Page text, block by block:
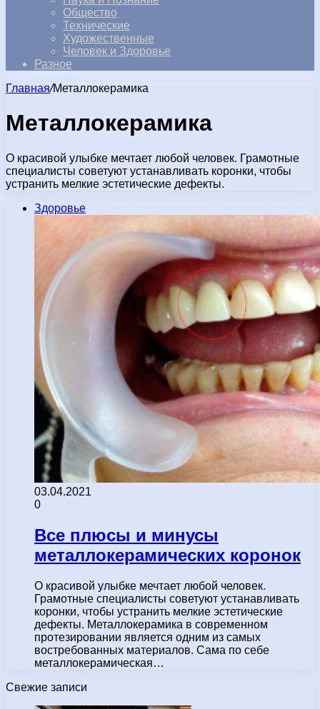
Общество
Технические
Художественные
Человек и Здоровье
Разное
Главная/Металлокерамика
Металлокерамика
О красивой улыбке мечтает любой человек. Грамотные
специалисты советуют устанавливать коронки, чтобы
устранить мелкие эстетические дефекты.
Здоровье
03.04.2021
0
Все плюсы и минусы
металлокерамических коронок
О красивой улыбке мечтает любой человек.
Грамотные специалисты советуют устанавливать
коронки, чтобы устранить мелкие эстетические
дефекты. Металлокерамика в современном
протезировании является одним из самых
востребованных материалов. Сама по себе
металлокерамическая…
Свежие записи